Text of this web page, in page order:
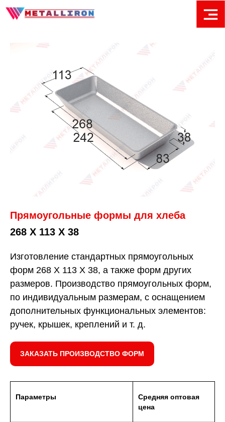
Прямоугольные формы для хлеба
268 Х 113 Х 38
Изготовление стандартных прямоугольных
форм 268 Х 113 Х 38, а также форм других
размеров. Производство прямоугольных форм,
по индивидуальным размерам, с оснащением
дополнительных функциональных элементов:
ручек, крышек, креплений и т. д.
ЗАКАЗАТЬ ПРОИЗВОДСТВО ФОРМ
Параметры
Средняя оптовая
цена